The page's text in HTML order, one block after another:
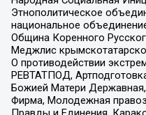
Этнополитическое
национальное
Община Коренного
Меджлис
О противодействии
РЕВТАТПОД,
Божией Матери
Фирма, Молодежная